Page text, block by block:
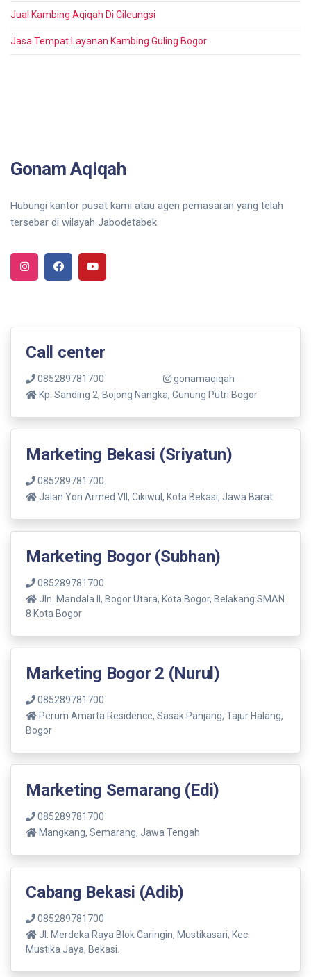
Jual Kambing Aqiqah Di Cileungsi
Jasa Tempat Layanan Kambing Guling Bogor
Gonam Aqiqah
Hubungi kantor pusat kami atau agen pemasaran yang telah
tersebar di wilayah Jabodetabek
Call center
085289781700
gonamaqiqah
Kp. Sanding 2, Bojong Nangka, Gunung Putri Bogor
Marketing Bekasi (Sriyatun)
085289781700
Jalan Yon Armed VII, Cikiwul, Kota Bekasi, Jawa Barat
Marketing Bogor (Subhan)
085289781700
Jln. Mandala ll, Bogor Utara, Kota Bogor, Belakang SMAN
8 Kota Bogor
Marketing Bogor 2 (Nurul)
085289781700
Perum Amarta Residence, Sasak Panjang, Tajur Halang,
Bogor
Marketing Semarang (Edi)
085289781700
Mangkang, Semarang, Jawa Tengah
Cabang Bekasi (Adib)
085289781700
Jl. Merdeka Raya Blok Caringin, Mustikasari, Kec.
Mustika Jaya, Bekasi.